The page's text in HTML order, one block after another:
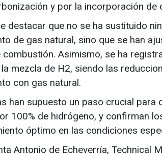
y por la incorporación de
destacar que no se ha sustituido
de gas natural, sino que se han
Asimismo, se ha
la mezcla de H2, siendo las
con gas natural.
han supuesto un paso crucial
100% de hidrógeno, y confirman
óptimo en las condiciones
Antonio de Echeverría, Technical